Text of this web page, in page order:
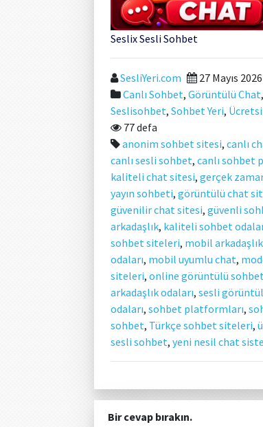
Seslix Sesli Sohbet
SesliYeri.com
27 Mayıs 2026
Canlı Sohbet, Görüntülü Chat,
Seslisohbet, Sohbet Yeri,
77 defa
anonim sohbet sitesi, canlı
canlı sesli sohbet, canlı sohbet
kaliteli chat sitesi, gerçek
yayın sohbeti, görüntülü chat
güvenilir chat sitesi, güvenli
arkadaşlık, kaliteli sohbet
sohbet siteleri, mobil
odaları, mobil uyumlu chat,
siteleri, online görüntülü sohbet
arkadaşlık odaları, sesli
odaları, sohbet platformları,
sohbet, Türkçe sohbet siteleri,
sesli sohbet, yeni nesil chat
Bir cevap bırakın.